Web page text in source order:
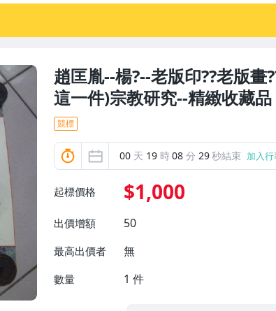
趙匡胤--楊?--老版印??老版
這一件)宗教研究--精緻收藏品
競標
00 天 19 時08 分 27秒結束 加入
起標價格 $1,000
出價增額 50
最高出價者 無
數量 1 件